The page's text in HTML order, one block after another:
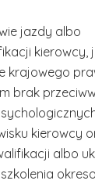
jazdy albo
kierowcy,
krajowego
brak
kierowcy
albo